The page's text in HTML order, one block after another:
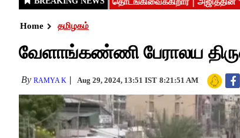
Home தமிழகம்
வேளாங்கண்ணி பேராலய
By RAMYA K Aug 29, 2024, 13:51 IST 8:21:51 AM